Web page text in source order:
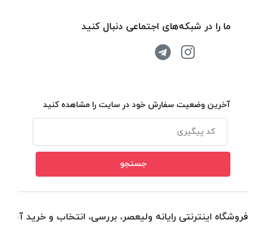
ما را در شبکه‌های اجتماعی دنبال کنید
آخرین وضعیت سفارش خود در سایت را مشاهده کنید
فروشگاه اینترنتی رایانه ولیعصر، بررسی، انتخاب و خرید